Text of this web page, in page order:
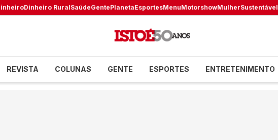
Dinheiro RuralSaúdeGentePlanetaEsportesMenuMotorshowMulherSustentável
REVISTA COLUNAS GENTE ESPORTES ENTRETENIMENTO